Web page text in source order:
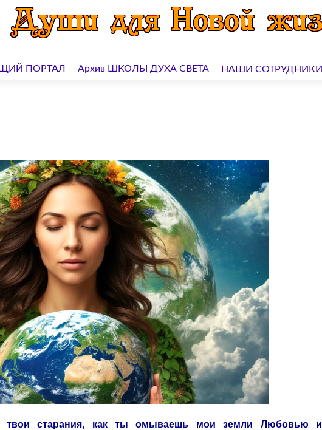
ПОРТАЛ Архив ШКОЛЫ ДУХА СВЕТА НАШИ СОТРУДНИКИ
твои старания, как ты омываешь мои земли Любовью и